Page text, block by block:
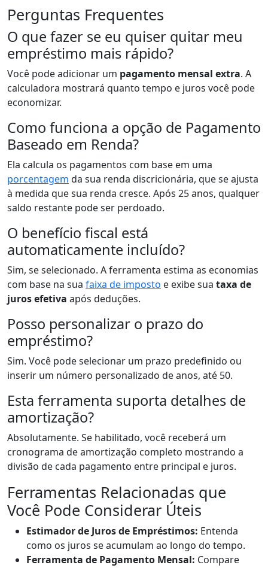
Perguntas Frequentes
O que fazer se eu quiser quitar meu
empréstimo mais rápido?
Você pode adicionar um pagamento mensal extra. A
calculadora mostrará quanto tempo e juros você pode
economizar.
Como funciona a opção de Pagamento
Baseado em Renda?
Ela calcula os pagamentos com base em uma
porcentagem da sua renda discricionária, que se ajusta
à medida que sua renda cresce. Após 25 anos, qualquer
saldo restante pode ser perdoado.
O benefício fiscal está
automaticamente incluído?
Sim, se selecionado. A ferramenta estima as economias
com base na sua faixa de imposto e exibe sua taxa de
juros efetiva após deduções.
Posso personalizar o prazo do
empréstimo?
Sim. Você pode selecionar um prazo predefinido ou
inserir um número personalizado de anos, até 50.
Esta ferramenta suporta detalhes de
amortização?
Absolutamente. Se habilitado, você receberá um
cronograma de amortização completo mostrando a
divisão de cada pagamento entre principal e juros.
Ferramentas Relacionadas que
Você Pode Considerar Úteis
Estimador de Juros de Empréstimos: Entenda
como os juros se acumulam ao longo do tempo.
Ferramenta de Pagamento Mensal: Compare